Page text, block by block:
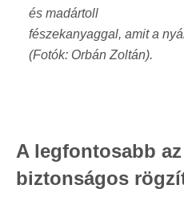
és madártoll
fészekanyaggal, amit a
(Fotók: Orbán Zoltán).
A legfontosabb
biztonságos